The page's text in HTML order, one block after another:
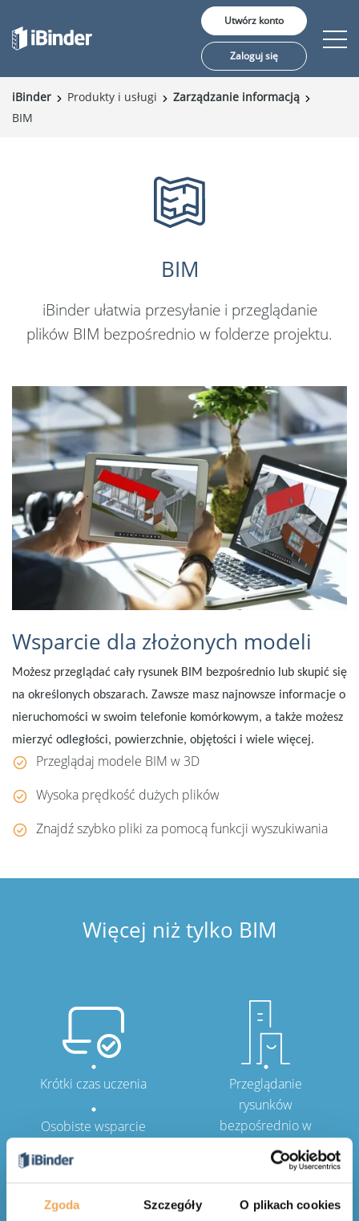
Zgoda Szczegóły O plikach cookies
Język:
English
Dansk
Nederlands
Norsk
Slovenčina
United States
Hiszpański
Suomi
Utwórz konto
Zaloguj się
iBinder Produkty i usługi
Zarządzanie informacją
BIM
BIM
iBinder ułatwia przesyłanie i przeglądanie
plików BIM bezpośrednio w folderze projektu.
Wsparcie dla złożonych modeli
Możesz przeglądać cały rysunek BIM bezpośrednio lub skupić się
na określonych obszarach. Zawsze masz najnowsze informacje o
nieruchomości w swoim telefonie komórkowym, a także możesz
mierzyć odległości, powierzchnie, objętości i wiele więcej.
Przeglądaj modele BIM w 3D
Wysoka prędkość dużych plików
Znajdź szybko pliki za pomocą funkcji wyszukiwania
Więcej niż tylko BIM
Krótki czas uczenia
Osobiste wsparcie
uczestnika projektu
Przeglądanie
rysunków
bezpośrednio w
systemie
Udostępniaj, zapisuj
i aktualizuj jednym